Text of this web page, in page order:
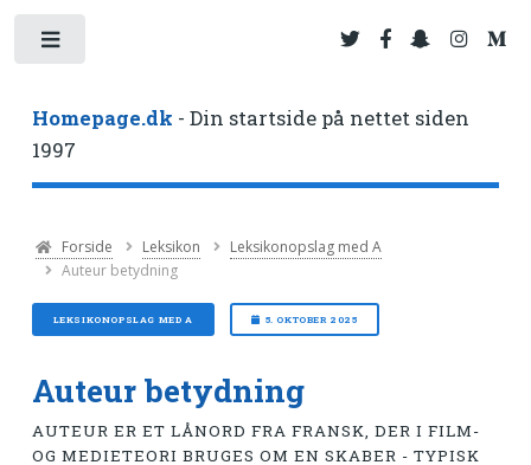
Homepage.dk - Din startside på nettet siden
1997
Forside Leksikon
Leksikonopslag med A
Auteur betydning
LEKSIKONOPSLAG MED A 5. OKTOBER 2025
Auteur betydning
AUTEUR ER ET LÅNORD FRA FRANSK, DER I FILM-
OG MEDIETEORI BRUGES OM EN SKABER - TYPISK